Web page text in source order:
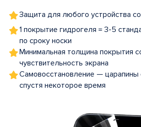
Защита для любого устройства
1 покрытие гидрогеля = 3-5
по сроку носки
Минимальная толщина покрытия
чувствительность экрана
Самовосстановление — царапины
спустя некоторое время